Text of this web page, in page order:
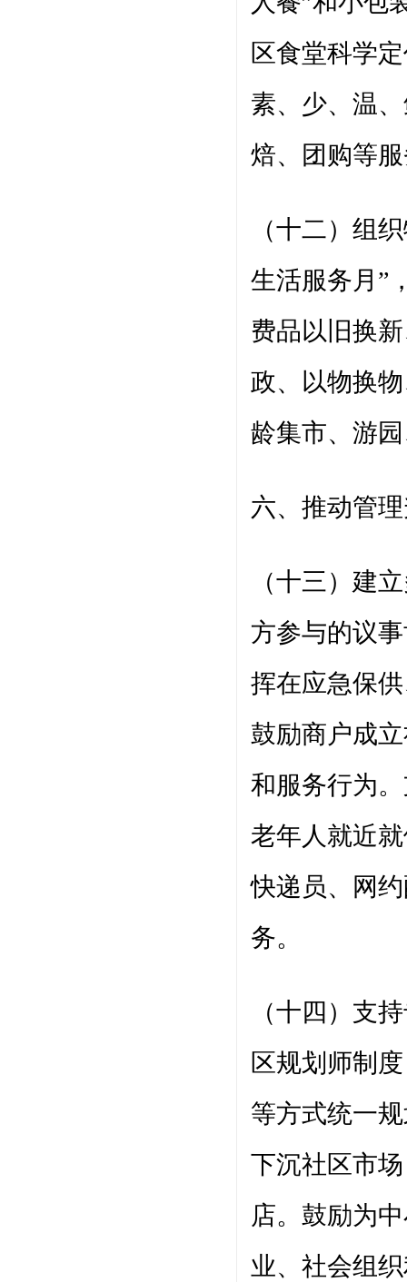
区食堂科学
素、少、温
焙、团购等
（十二）组
生活服务月”
费品以旧换
政、以物换
龄集市、游
六、推动管
（十三）建
方参与的议
挥在应急保
鼓励商户成
和服务行为
老年人就近
快递员、网
务。
（十四）支
区规划师制
等方式统一
下沉社区市
店。鼓励为
业、社会组